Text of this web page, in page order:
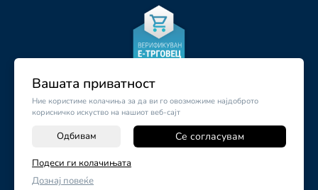
Вашата приватност
Ние користиме колачиња за да ви го овозможиме најдоброто
корисничко искуство на нашиот веб-сајт
Одбивам Се согласувам
Подеси ги колачињата
Дознај повеќе
+
©2026
Поставки за колачиња